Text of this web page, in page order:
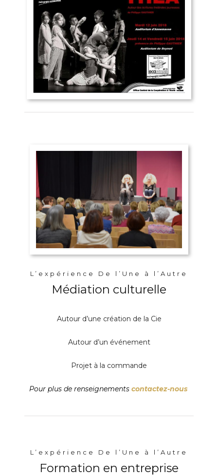
L’expérience De l’Une à l’Autre
Médiation culturelle
Autour d’une création de la Cie
Autour d’un événement
Projet à la commande
Pour plus de renseignements contactez-nous
L’expérience De l’Une à l’Autre
Formation en entreprise